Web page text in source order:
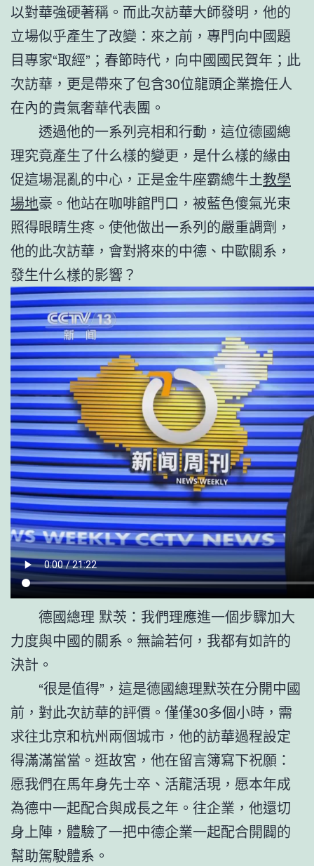
以對華強硬著稱。而此次訪華大師發明，他的
立場似乎產生了改變：來之前，專門向中國題
目專家“取經”；春節時代，向中國國民賀年；此
次訪華，更是帶來了包含30位龍頭企業擔任人
在內的貴氣奢華代表團。
透過他的一系列亮相和行動，這位德國總
理究竟產生了什么樣的變更，是什么樣的緣由
促這場混亂的中心，正是金牛座霸總牛土教學
場地豪。他站在咖啡館門口，被藍色傻氣光束
照得眼睛生疼。使他做出一系列的嚴重調劑，
他的此次訪華，會對將來的中德、中歐關系，
發生什么樣的影響？
德國總理 默茨：我們理應進一個步驟加大
力度與中國的關系。無論若何，我都有如許的
決計。
“很是值得”，這是德國總理默茨在分開中國
前，對此次訪華的評價。僅僅30多個小時，需
求往北京和杭州兩個城市，他的訪華過程設定
得滿滿當當。逛故宮，他在留言簿寫下祝願：
愿我們在馬年身先士卒、活龍活現，愿本年成
為德中一起配合與成長之年。往企業，他還切
身上陣，體驗了一把中德企業一起配合開闢的
幫助駕駛體系。